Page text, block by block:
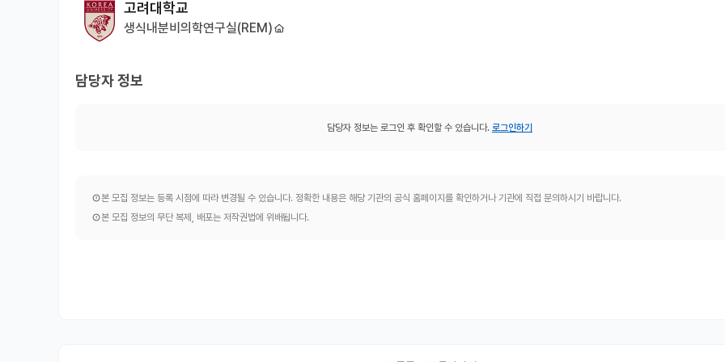
고려대학교
생식내분비의학연구실(REM)
담당자 정보
담당자 정보는 로그인 후 확인할 수 있습니다. 로그인하기
본 모집 정보는 등록 시점에 따라 변경될 수 있습니다. 정확한 내용은 해당 기관의 공식 홈페이지를 확인하거나 기관에 직접 문의하시기 바랍니다.
본 모집 정보의 무단 복제, 배포는 저작권법에 위배됩니다.